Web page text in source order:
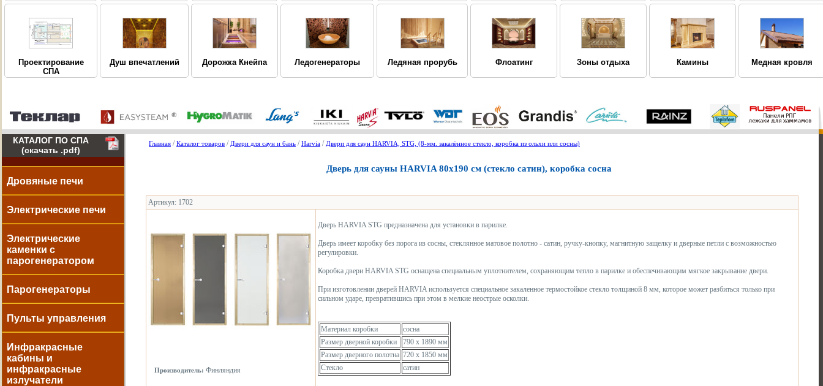
Проектирование
СПА
Душ впечатлений Дорожка Кнейпа Ледогенераторы Ледяная прорубь Флоатинг Зоны отдыха Камины Медная кровля
КАТАЛОГ ПО СПА
(скачать .pdf)
Дровяные печи
Электрические печи
Электрические
каменки с
парогенератором
Парогенераторы
Пульты управления
Инфракрасные
кабины и
инфракрасные
излучатели
Главная /Каталог товаров / Двери для саун и бань /Harvia / Двери для саун HARVIA, STG, (8-мм. закалённое стекло, коробка из ольхи или сосны)
Дверь для сауны НARVIA 80х190 см (стекло сатин), коробка сосна
Артикул: 1702
Производитель: Финляндия
Дверь HARVIA STG предназначена для установки в парилке.
Дверь имеет коробку без порога из сосны, стеклянное матовое полотно - сатин, ручку-кнопку, магнитную защелку и дверные петли с возможностью
регулировки.
Коробка двери HARVIA STG оснащена специальным уплотнителем, сохраняющим тепло в парилке и обеспечивающим мягкое закрывание двери.
При изготовлении дверей HARVIA используется специальное закаленное термостойкое стекло толщиной 8 мм, которое может разбиться только при
сильном ударе, превратившись при этом в мелкие неострые осколки.
Материал коробки
сосна
Размер дверной коробки
790 x 1890 мм
Размер дверного полотна 720 x 1850 мм
Cтекло
сатин